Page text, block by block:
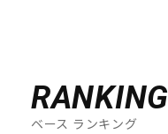
RANKING
ベース ランキング